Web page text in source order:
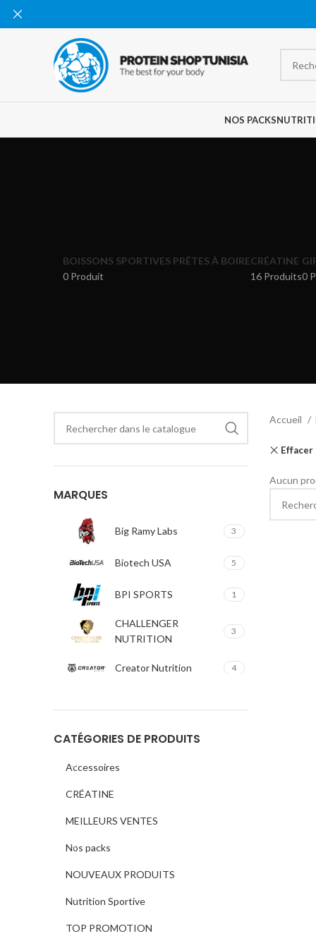
NOS PACKS
BOISSONS SPORTIVES PRÊTES À BOIRE
0 Produit
CRÉATINE
16 Produits0
MARQUES
Big Ramy Labs 3
Biotech USA 5
BPI SPORTS 1
CHALLENGER
NUTRITION
3
Creator Nutrition 4
Impact Sport Nutrition
CATÉGORIES DE PRODUITS
Accessoires
CRÉATINE
MEILLEURS VENTES
Nos packs
NOUVEAUX PRODUITS
Nutrition Sportive
TOP PROMOTION
Accueil
Aucun